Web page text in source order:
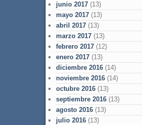
junio 2017(13)
mayo 2017(13)
abril 2017(13)
marzo 2017(13)
febrero 2017(12)
enero 2017(13)
diciembre 2016(14)
noviembre 2016(14)
octubre 2016(13)
septiembre 2016(13)
agosto 2016(13)
julio 2016(13)